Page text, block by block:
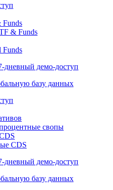
& Funds
Funds
дневный демо-доступ
базу данных
свопы
CDS
дневный демо-доступ
базу данных